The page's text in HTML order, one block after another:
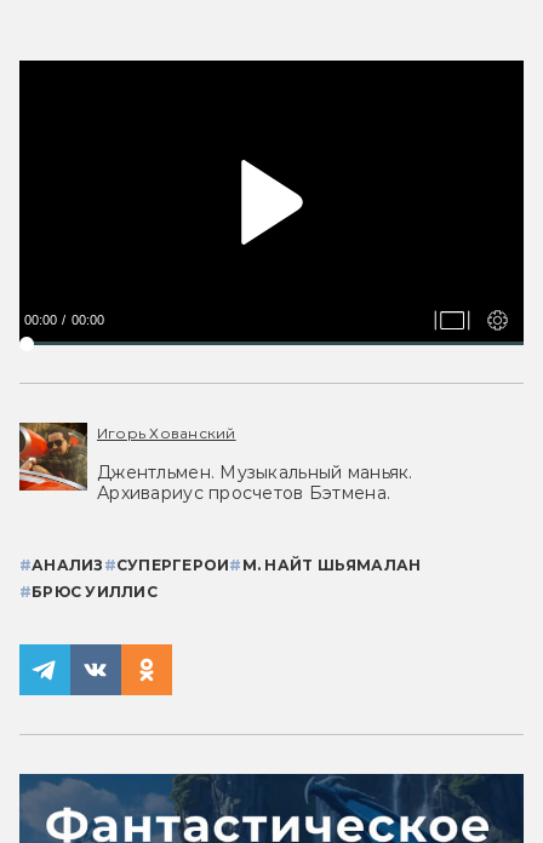
00:00 00:00
Игорь Хованский
Джентльмен. Музыкальный маньяк.
Архивариус просчетов Бэтмена.
#АНАЛИЗ #СУПЕРГЕРОИ# М. НАЙТ ШЬЯМАЛАН
#БРЮС УИЛЛИС